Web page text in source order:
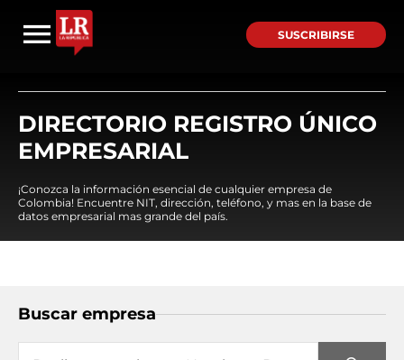
SUSCRIBIRSE
DIRECTORIO REGISTRO ÚNICO
EMPRESARIAL
¡Conozca la información esencial de cualquier empresa de
Colombia! Encuentre NIT, dirección, teléfono, y mas en la base de
datos empresarial mas grande del país.
Buscar empresa